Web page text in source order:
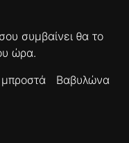
συμβαίνει θα το
ώρα.
Βαβυλώνα